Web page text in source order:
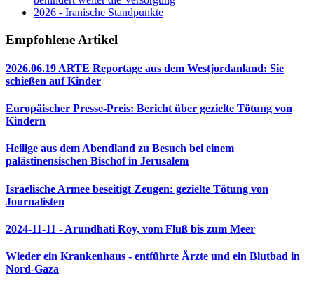
2026 - Iranische Standpunkte
Empfohlene Artikel
2026.06.19 ARTE Reportage aus dem Westjordanland: Sie
schießen auf Kinder
Europäischer Presse-Preis: Bericht über gezielte Tötung von
Kindern
Heilige aus dem Abendland zu Besuch bei einem
palästinensischen Bischof in Jerusalem
Israelische Armee beseitigt Zeugen: gezielte Tötung von
Journalisten
2024-11-11 - Arundhati Roy, vom Fluß bis zum Meer
Wieder ein Krankenhaus - entführte Ärzte und ein Blutbad in
Nord-Gaza